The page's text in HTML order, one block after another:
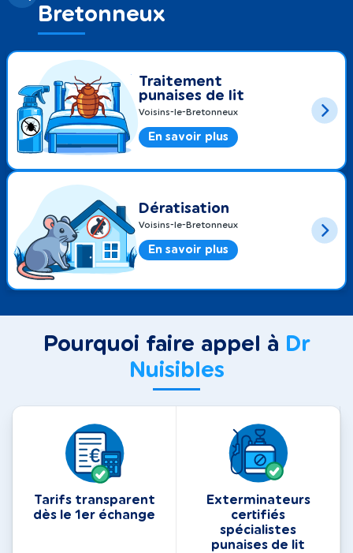
Bretonneux
Traitement
punaises de lit
Voisins-le-Bretonneux
En savoir plus
Dératisation
Voisins-le-Bretonneux
En savoir plus
Pourquoi faire appel à Dr
Nuisibles
Tarifs transparent
dès le 1er échange
Exterminateurs
certifiés
spécialistes
punaises de lit